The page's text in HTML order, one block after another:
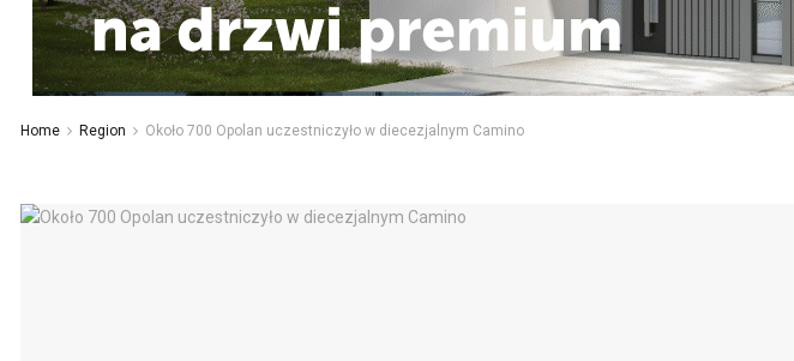
Home Region Około 700 Opolan uczestniczyło w diecezjalnym Camino